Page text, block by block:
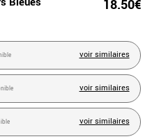
18.50€
voir similaires
voir similaires
voir similaires